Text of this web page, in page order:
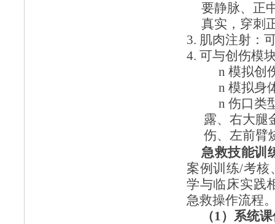
要静脉、正
真实，穿刺
3. 肌肉注射：
4. 可与创伤模
n 模拟创
n 模拟身
n 伤口类
露、右大腿
伤、左前臂
急救技能训
案例训练/考核
学与临床实践
急救操作流程
（1）系统